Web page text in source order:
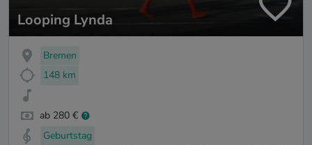
Looping Lynda
Bremen
148 km
ab 280 €
Geburtstag